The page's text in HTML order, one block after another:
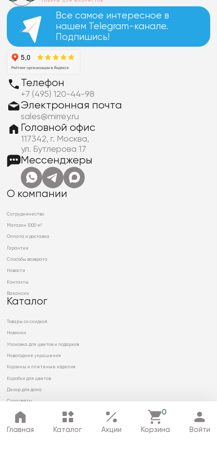
Главная Каталог Акции
0
Корзина Войти
Все самое интересное в
нашем Telegram-канале.
Подпишись!
Телефон
+7 (495) 120-44-98
Электронная почта
sales@mirrey.ru
Головной офис
117342, г. Москва,
ул. Бутлерова 17
Мессенджеры
О компании
Сотрудничество
Магазин 1000 м²
Оплата и доставка
Гарантии
Способы возврата
Новости
Контакты
Вакансии
Каталог
Товары со скидкой
Новинки
Упаковка для цветов и подарков
Новогодние украшения
Корзины и плетеные изделия
Коробки для цветов
Декор для дома
Сухоцветы
© 2026 ООО «МИРРЭЙ»